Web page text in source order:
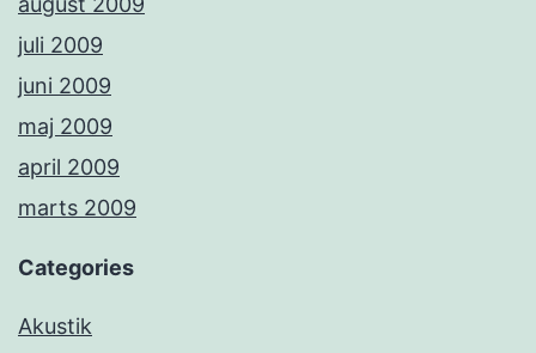
juli 2009
juni 2009
maj 2009
april 2009
marts 2009
Categories
Akustik